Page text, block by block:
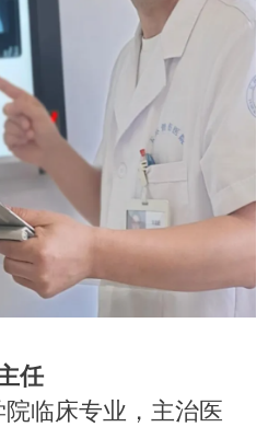
任
临床专业，主治医